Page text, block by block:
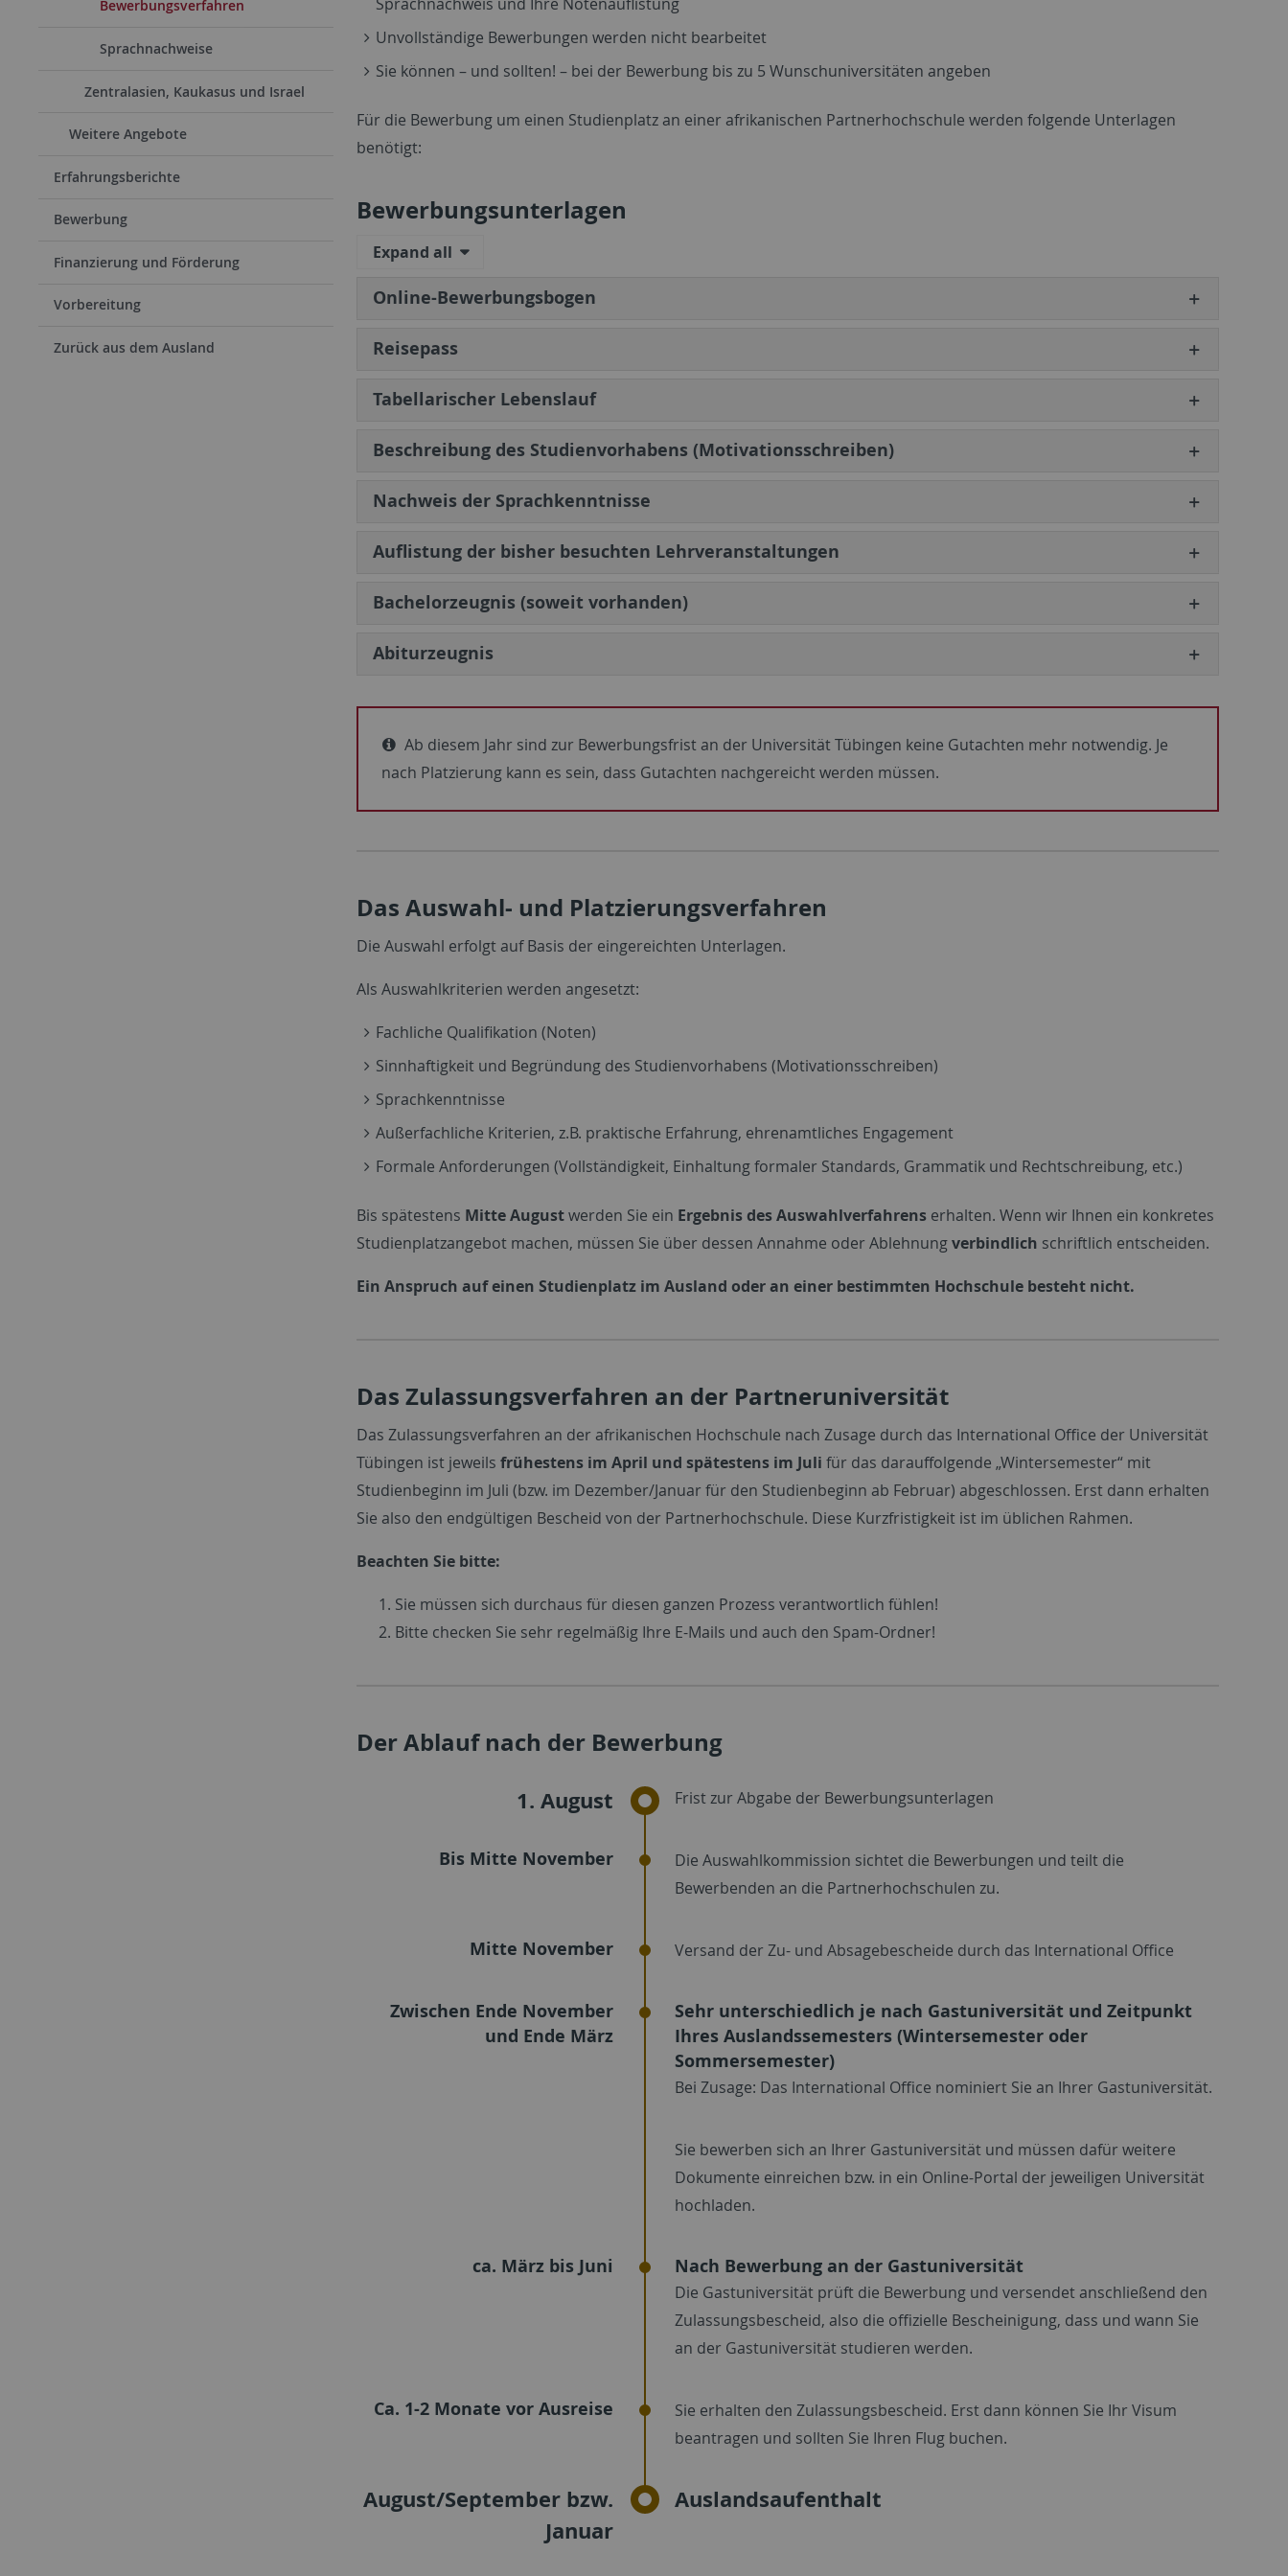
Bewerbungsverfahren
Sprachnachweise
Zentralasien, Kaukasus und Israel
Weitere Angebote
Erfahrungsberichte
Bewerbung
Finanzierung und Förderung
Vorbereitung
Zurück aus dem Ausland
Unvollständige Bewerbungen werden nicht bearbeitet
Sie können – und sollten! – bei der Bewerbung bis zu 5 Wunschuniversitäten angeben
Für die Bewerbung um einen Studienplatz an einer afrikanischen Partnerhochschule werden folgende Unterlagen
benötigt:
Bewerbungsunterlagen
Expand all
Online-Bewerbungsbogen
Reisepass
Tabellarischer Lebenslauf
Beschreibung des Studienvorhabens (Motivationsschreiben)
Nachweis der Sprachkenntnisse
Auflistung der bisher besuchten Lehrveranstaltungen
Bachelorzeugnis (soweit vorhanden)
Abiturzeugnis
Ab diesem Jahr sind zur Bewerbungsfrist an der Universität Tübingen keine Gutachten mehr notwendig. Je
nach Platzierung kann es sein, dass Gutachten nachgereicht werden müssen.
Das Auswahl- und Platzierungsverfahren
Die Auswahl erfolgt auf Basis der eingereichten Unterlagen.
Als Auswahlkriterien werden angesetzt:
Fachliche Qualifikation (Noten)
Sinnhaftigkeit und Begründung des Studienvorhabens (Motivationsschreiben)
Sprachkenntnisse
Außerfachliche Kriterien, z.B. praktische Erfahrung, ehrenamtliches Engagement
Formale Anforderungen (Vollständigkeit, Einhaltung formaler Standards, Grammatik und Rechtschreibung, etc.)
Bis spätestens Mitte Augustwerden Sie ein Ergebnis des Auswahlverfahrens erhalten. Wenn wir Ihnen ein konkretes
Studienplatzangebot machen, müssen Sie über dessen Annahme oder Ablehnungverbindlich schriftlich entscheiden.
Ein Anspruch auf einen Studienplatz im Ausland oder an einer bestimmten Hochschule besteht nicht.
Das Zulassungsverfahren an der Partneruniversität
Das Zulassungsverfahren an der afrikanischen Hochschule nach Zusage durch das International Office der Universität
Tübingen ist jeweils frühestens im April und spätestens im Juli für das darauffolgende „Wintersemester“ mit
Studienbeginn im Juli (bzw. im Dezember/Januar für den Studienbeginn ab Februar) abgeschlossen. Erst dann erhalten
Sie also den endgültigen Bescheid von der Partnerhochschule. Diese Kurzfristigkeit ist im üblichen Rahmen.
Beachten Sie bitte:
Sie müssen sich durchaus für diesen ganzen Prozess verantwortlich fühlen!
Bitte checken Sie sehr regelmäßig Ihre E-Mails und auch den Spam-Ordner!
Der Ablauf nach der Bewerbung
1. August Frist zur Abgabe der Bewerbungsunterlagen
Bis Mitte November
Die Auswahlkommission sichtet die Bewerbungen und teilt die
Bewerbenden an die Partnerhochschulen zu.
Mitte November Versand der Zu- und Absagebescheide durch das International Office
Zwischen Ende November
und Ende März
Sehr unterschiedlich je nach Gastuniversität und Zeitpunkt
Ihres Auslandssemesters (Wintersemester oder
Sommersemester)
Bei Zusage: Das International Office nominiert Sie an Ihrer Gastuniversität.
Sie bewerben sich an Ihrer Gastuniversität und müssen dafür weitere
Dokumente einreichen bzw. in ein Online-Portal der jeweiligen Universität
hochladen.
ca. März bis Juni Nach Bewerbung an der Gastuniversität
Die Gastuniversität prüft die Bewerbung und versendet anschließend den
Zulassungsbescheid, also die offizielle Bescheinigung, dass und wann Sie
an der Gastuniversität studieren werden.
Ca. 1-2 Monate vor Ausreise
Sie erhalten den Zulassungsbescheid. Erst dann können Sie Ihr Visum
beantragen und sollten Sie Ihren Flug buchen.
August/September bzw.
Januar
Auslandsaufenthalt